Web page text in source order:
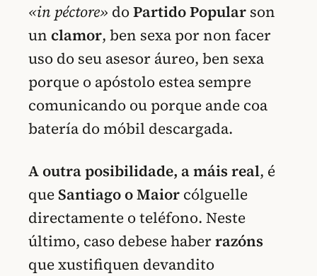
«in péctore» doPartido Popular son
un clamor, ben sexa por non facer
uso do seu asesor áureo, ben sexa
porque o apóstolo estea sempre
comunicando ou porque ande coa
batería do móbil descargada.
A outra posibilidade, a máis real, é
queSantiago o Maior cólguelle
directamente o teléfono. Neste
último, caso debese haberrazóns
que xustifiquen devandito